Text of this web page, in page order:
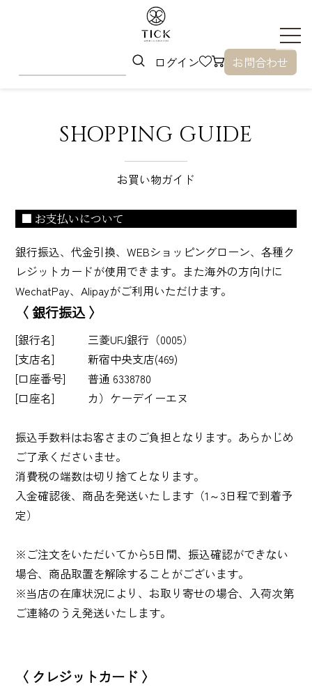
ログイン お問合わせ
SHOPPING GUIDE
お買い物ガイド
■ お支払いについて
銀行振込、代金引換、WEBショッピングローン、各種ク
レジットカードが使用できます。また海外の方向けに
WechatPay、Alipayがご利用いただけます。
〈 銀行振込 〉
[銀行名] 三菱UFJ銀行（0005）
[支店名] 新宿中央支店(469)
[口座番号] 普通 6338780
[口座名] カ）ケーデイーエヌ
振込手数料はお客さまのご負担となります。あらかじめ
ご了承くださいませ。
消費税の端数は切り捨てとなります。
入金確認後、商品を発送いたします（1～3日程で到着予
定）
※ご注文をいただいてから5日間、振込確認ができない
場合、商品取置を解除することがございます。
※当店の在庫状況により、お取り寄せの場合、入荷次第
ご連絡のうえ発送いたします。
〈 クレジットカード 〉